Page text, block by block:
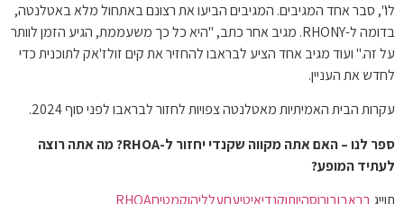
לו", סבר אחד המגיבים. המגיבים הביעו את רצונם באתחול מלא באטלנטה,
בדומה ל-RHONY. מגיב אחר כתב, "היא כל כך משעממת, הגיע הזמן לוותר
על זה." ועוד מגיב אחד הציע לבראבו להחזיר את קים זולז'אק לתוכנית כדי
לחדש את העניין.
עקרות הבית האמיתיות מאטלנטה צפויות לחזור לבראבו לפני סוף 2024.
ספר לנו – האם אתה מקווה שקנדי יחזור ל-RHOA? מה אתה רוצה
לעתיד המופע?
תוייגבראבובורוסהיותוקנדיאיטיעםעלליהוקמטיחRHOA